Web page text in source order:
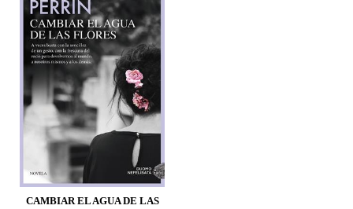
CAMBIAR EL AGUA DE LAS